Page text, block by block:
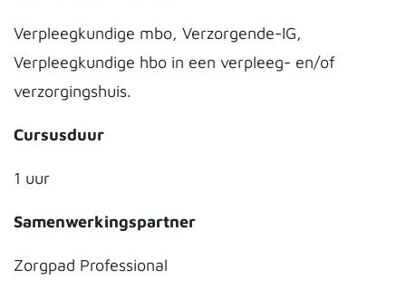
Verpleegkundige mbo, Verzorgende-IG,
Verpleegkundige hbo in een verpleeg- en/of
verzorgingshuis.
Cursusduur
1 uur
Samenwerkingspartner
Zorgpad Professional